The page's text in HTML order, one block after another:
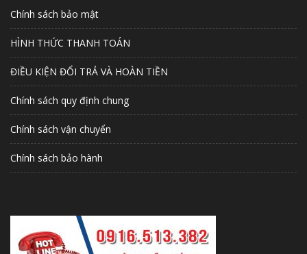
Chính sách bảo mật
HÌNH THỨC THANH TOÁN
ĐIỀU KIỆN ĐỔI TRẢ VÀ HOÀN TIỀN
Chính sách quy định chung
Chính sách vận chuyển
Chính sách bảo hành